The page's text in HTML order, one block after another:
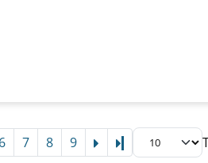
6 7 8 9 Letzte Seite